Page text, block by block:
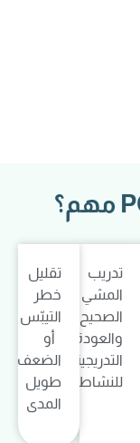
تدريب
المشي
الصحيح
والعودة
التدريجية
للنشاط
تقليل
خطر
التيبّس
أو
الضعف
طويل
المدى